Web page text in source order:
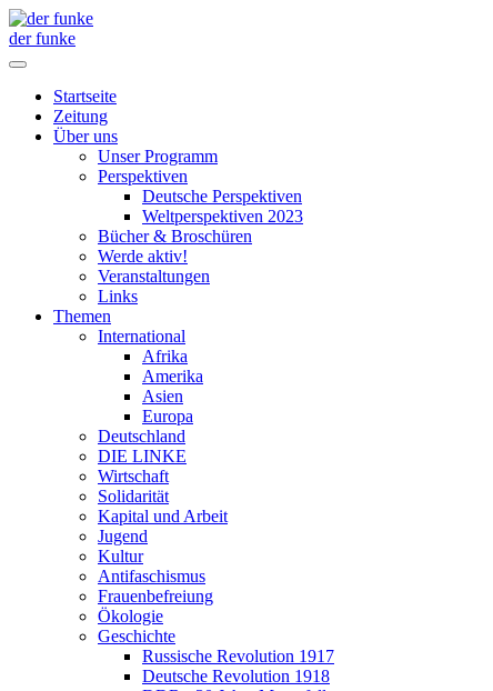
der funke
Startseite
Zeitung
Über uns
Unser Programm
Perspektiven
Deutsche Perspektiven
Weltperspektiven 2023
Bücher & Broschüren
Werde aktiv!
Veranstaltungen
Links
Themen
International
Afrika
Amerika
Asien
Europa
Deutschland
DIE LINKE
Wirtschaft
Solidarität
Kapital und Arbeit
Jugend
Kultur
Antifaschismus
Frauenbefreiung
Ökologie
Geschichte
Russische Revolution 1917
Deutsche Revolution 1918